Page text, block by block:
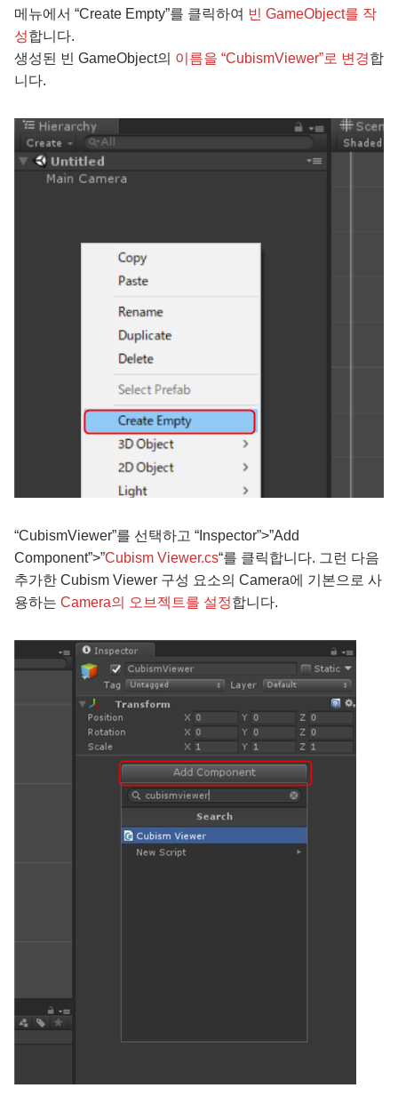
메뉴에서 “Create Empty”를 클릭하여 빈 GameObject를 작
성합니다.
생성된 빈 GameObject의 이름을 “CubismViewer”로 변경합
니다.
“CubismViewer”를 선택하고 “Inspector”>”Add
Component”>”Cubism Viewer.cs“를 클릭합니다. 그런 다음
추가한 Cubism Viewer 구성 요소의 Camera에 기본으로 사
용하는 Camera의 오브젝트를 설정합니다.